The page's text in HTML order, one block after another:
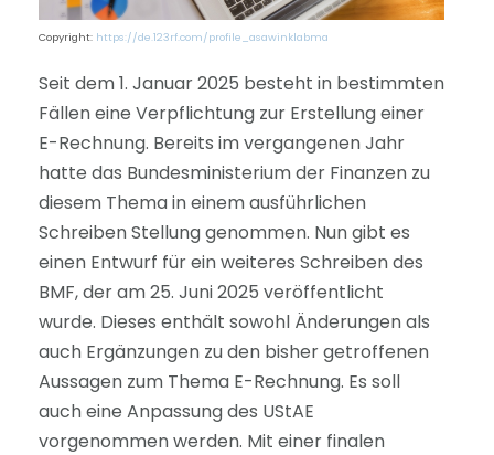
Copyright: https://de.123rf.com/profile_asawinklabma
Seit dem 1. Januar 2025 besteht in bestimmten
Fällen eine Verpflichtung zur Erstellung einer
E-Rechnung. Bereits im vergangenen Jahr
hatte das Bundesministerium der Finanzen zu
diesem Thema in einem ausführlichen
Schreiben Stellung genommen. Nun gibt es
einen Entwurf für ein weiteres Schreiben des
BMF, der am 25. Juni 2025 veröffentlicht
wurde. Dieses enthält sowohl Änderungen als
auch Ergänzungen zu den bisher getroffenen
Aussagen zum Thema E-Rechnung. Es soll
auch eine Anpassung des UStAE
vorgenommen werden. Mit einer finalen